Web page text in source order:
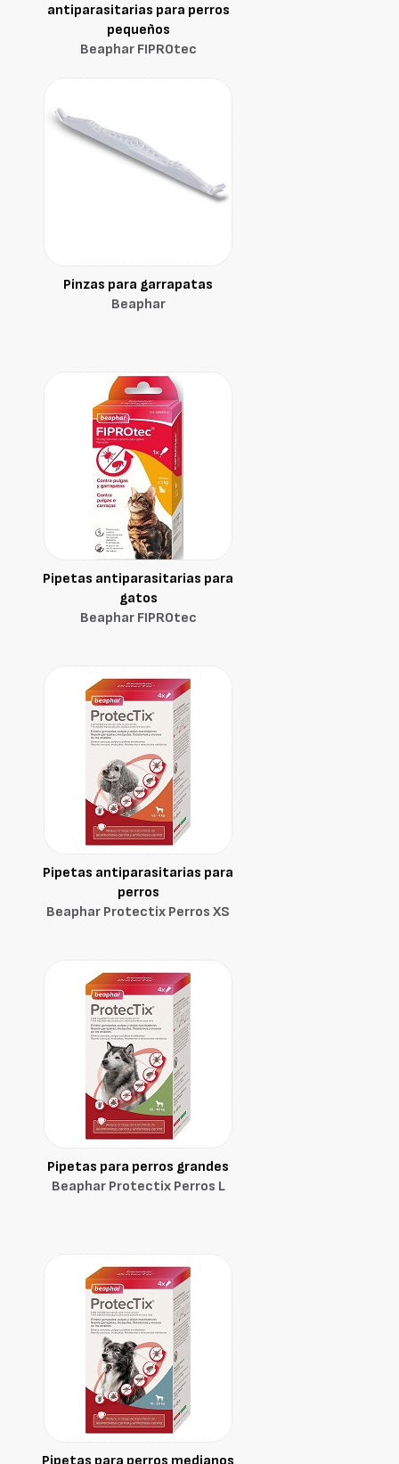
antiparasitarias para perros
pequeños
Beaphar FIPROtec
Pinzas para garrapatas
Beaphar
Pipetas antiparasitarias para
gatos
Beaphar FIPROtec
Pipetas antiparasitarias para
perros
Beaphar Protectix Perros XS
Pipetas para perros grandes
Beaphar Protectix Perros L